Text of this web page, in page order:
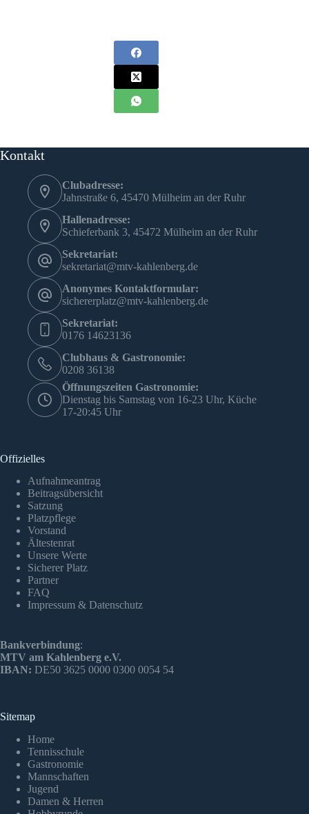
Kontakt
Clubadresse:
Jahnstraße 6, 45470 Mülheim an der Ruhr
Hallenadresse:
Schieferbank 3, 45472 Mülheim an der Ruhr
Sekretariat:
sekretariat@mtv-kahlenberg.de
Anonymes Kontaktformular:
sichererplatz@mtv-kahlenberg.de
Sekretariat:
0176 14623136
Clubhaus & Gastronomie:
0208 36138
Öffnungszeiten Gastronomie:
Dienstag bis Samstag von 16-23 Uhr, Küche
17-20:45 Uhr
Offizielles
Aufnahmeantrag
Beitragsübersicht
Satzung
Platzpflege
Vorstand
Ältestenrat
Unsere Werte
Sicherer Platz
Partner
FAQ
Impressum & Datenschutz
Bankverbindung:
MTV am Kahlenberg e.V.
IBAN: DE50 3625 0000 0300 0054 54
Sitemap
Home
Tennisschule
Gastronomie
Mannschaften
Jugend
Damen & Herren